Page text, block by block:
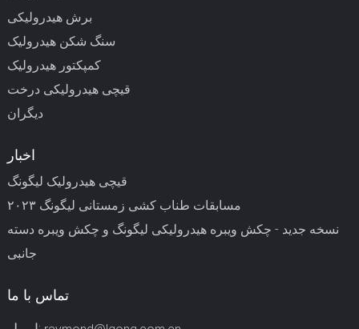
برش هیدرولیکی
سنگ شکن هیدرولیک
کمپکتور هیدرولیک
قیچی هیدرولیکی درخت
دیگران
اخبار
قیچی هیدرولیک لیگونگ
مسابقات طناب کشی زمستانی لیگونگ ۲۰۲۳
نسخه جدید - چکش ویبره هیدرولیکی لیگونگ و چکش ویبره دسته
جانبی
تماس با ما